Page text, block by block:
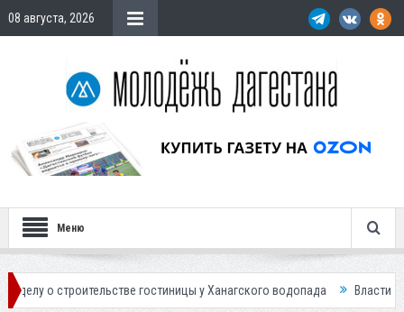
08 августа, 2026
Меню
гостиницы у Ханагского водопада Власти Махачкалы